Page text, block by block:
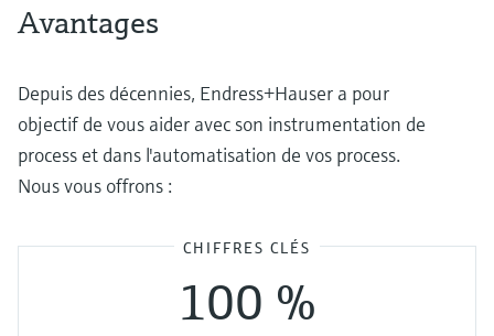
Avantages
Depuis des décennies, Endress+Hauser a pour
objectif de vous aider avec son instrumentation de
process et dans l'automatisation de vos process.
Nous vous offrons :
CHIFFRES CLÉS
100 %